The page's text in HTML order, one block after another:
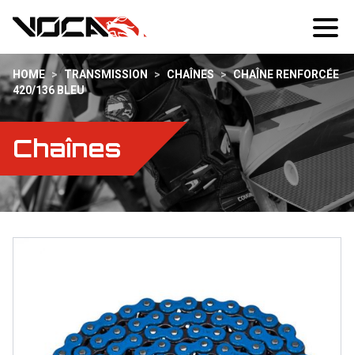
HOME > TRANSMISSION > CHAÎNES > CHAÎNE RENFORCÉE
420/136 BLEU
Chaînes